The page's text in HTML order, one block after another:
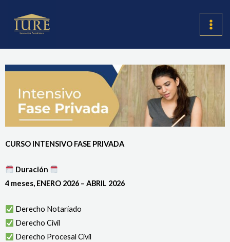
contenido
CURSO INTENSIVO FASE PRIVADA
Duración
4 meses, ENERO 2026 – ABRIL 2026
Derecho Notariado
Derecho Civil
Derecho Procesal Civil